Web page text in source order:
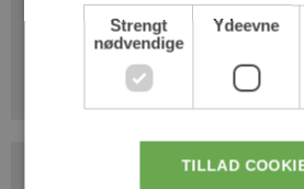
Tlf.: 98277122
CVR: 30751698
Mail:info@gjoelgb.dk
Strengt
nødvendige
Ydeevne
TILLAD